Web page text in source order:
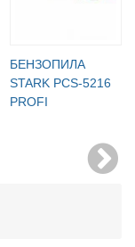
БЕНЗОПИЛА
STARK PCS-5216
PROFI